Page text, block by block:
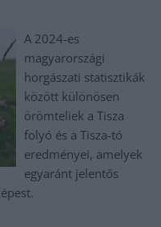
A 2024-es
magyarországi
horgászati statisztikák
között különösen
örömteliek a Tisza
folyó és a Tisza-tó
eredményei, amelyek
egyaránt jelentős